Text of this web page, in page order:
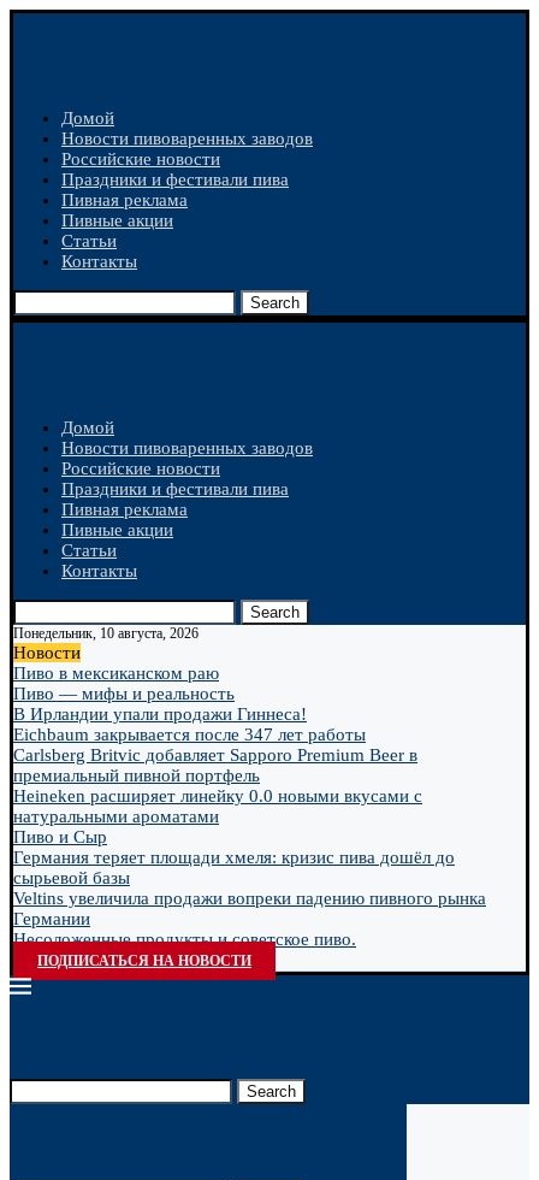
Домой
Новости пивоваренных заводов
Российские новости
Праздники и фестивали пива
Пивная реклама
Пивные акции
Статьи
Контакты
Search
Домой
Новости пивоваренных заводов
Российские новости
Праздники и фестивали пива
Пивная реклама
Пивные акции
Статьи
Контакты
Search
Понедельник, 10 августа, 2026
Новости
Пиво в мексиканском раю
Пиво — мифы и реальность
В Ирландии упали продажи Гиннеса!
Eichbaum закрывается после 347 лет работы
Carlsberg Britvic добавляет Sapporo Premium Beer в
премиальный пивной портфель
Heineken расширяет линейку 0.0 новыми вкусами с
натуральными ароматами
Пиво и Сыр
Германия теряет площади хмеля: кризис пива дошёл до
сырьевой базы
Veltins увеличила продажи вопреки падению пивного рынка
Германии
Несоложенные продукты и советское пиво.
ПОДПИСАТЬСЯ НА НОВОСТИ
Search